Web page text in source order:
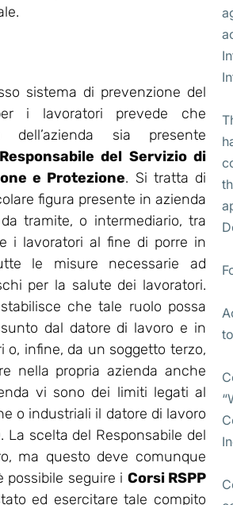
sistema di prevenzione del
i lavoratori prevede che
dell’azienda sia presente
Responsabile del Servizio di
e Protezione. Si tratta di
figura presente in azienda
tramite, o intermediario, tra
e i lavoratori al fine di porre in
le misure necessarie ad
per la salute dei lavoratori.
che tale ruolo possa
dal datore di lavoro e in
infine, da un soggetto terzo,
nella propria azienda anche
vi sono dei limiti legati al
o industriali il datore di lavoro
scelta del Responsabile del
ma questo deve comunque
possibile seguire i Corsi RSPP
ed esercitare tale compito